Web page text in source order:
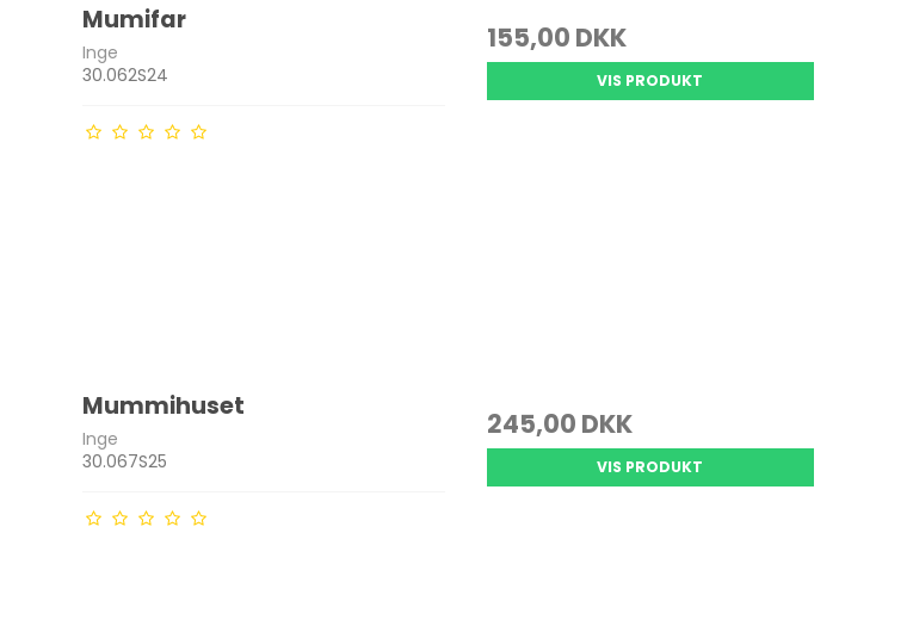
Mumifar
Inge
30.062S24
155,00 DKK
VIS PRODUKT
Mummihuset
Inge
30.067S25
245,00 DKK
VIS PRODUKT